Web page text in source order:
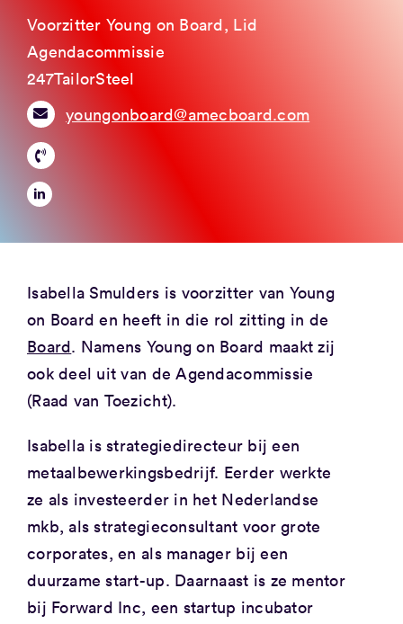
Voorzitter Young on Board, Lid
Agendacommissie
247TailorSteel
youngonboard@amecboard.com
Isabella Smulders is voorzitter van Young
on Board en heeft in die rol zitting in de
Board. Namens Young on Board maakt zij
ook deel uit van de Agendacommissie
(Raad van Toezicht).
Isabella is strategiedirecteur bij een
metaalbewerkingsbedrijf. Eerder werkte
ze als investeerder in het Nederlandse
mkb, als strategieconsultant voor grote
corporates, en als manager bij een
duurzame start-up. Daarnaast is ze mentor
bij Forward Inc, een startup incubator